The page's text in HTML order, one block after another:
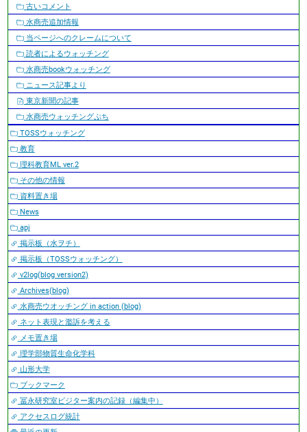
古いコメント
水商売追加情報
当ページへのクレームについて
読者によるウォッチング
水商売bookウォッチング
ニュース記事より
東京新聞の記事
水商売ウォッチングぷち
TOSSウォッチング
教育
理科教育ML ver.2
その他の情報
資料置き場
News
apj
掲示板（水ヲチ）
掲示板（TOSSウォッチング）
v2log(blog version2)
Archives(blog)
水商売ウオッチング in action (blog)
ネット表現と濫訴を考える
メモ置き場
理学部物質生命化学科
山形大学
ブックマーク
冨永研究室ビジター案内の記録（編集中）
アクセスログ統計